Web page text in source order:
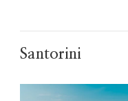
Santorini